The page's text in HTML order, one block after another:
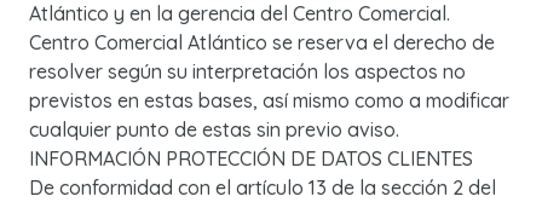
Atlántico y en la gerencia del Centro Comercial.
Centro Comercial Atlántico se reserva el derecho de
resolver según su interpretación los aspectos no
previstos en estas bases, así mismo como a modificar
cualquier punto de estas sin previo aviso.
INFORMACIÓN PROTECCIÓN DE DATOS CLIENTES
De conformidad con el artículo 13 de la sección 2 del